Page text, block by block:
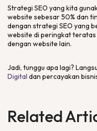
Strategi SEO yang kita
website sebesar 50% dan
dengan strategi SEO yang
website di peringkat
dengan website lain.
Jadi, tunggu apa lagi?
Digital dan percayakan
Related